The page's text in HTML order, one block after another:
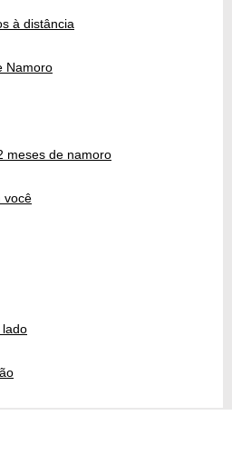
à distância
Namoro
meses de namoro
você
lado